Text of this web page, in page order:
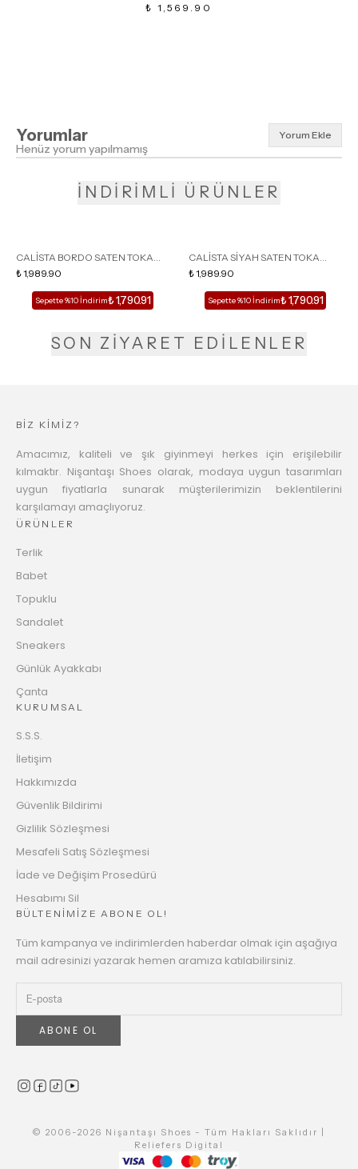
₺ 1,569.90
Yorumlar Yorum Ekle
Henüz yorum yapılmamış
İNDİRİMLİ ÜRÜNLER
CALİSTA BORDO SATEN TOKA
DETAY SİVRİ BURUN KADIN
TOPUKLU TERLİK
₺ 1,989.90
Sepette %10 İndirim₺ 1,790.91
CALİSTA SİYAH SATEN TOKA
DETAY SİVRİ BURUN KADIN
TOPUKLU TERLİK
₺ 1,989.90
Sepette %10 İndirim₺ 1,790.91
SON ZİYARET EDİLENLER
BİZ KİMİZ?
Amacımız, kaliteli ve şık giyinmeyi herkes için erişilebilir
kılmaktır. Nişantaşı Shoes olarak, modaya uygun tasarımları
uygun fiyatlarla sunarak müşterilerimizin beklentilerini
karşılamayı amaçlıyoruz.
ÜRÜNLER
Terlik
Babet
Topuklu
Sandalet
Sneakers
Günlük Ayakkabı
Çanta
KURUMSAL
S.S.S.
İletişim
Hakkımızda
Güvenlik Bildirimi
Gizlilik Sözleşmesi
Mesafeli Satış Sözleşmesi
İade ve Değişim Prosedürü
Hesabımı Sil
BÜLTENİMİZE ABONE OL!
Tüm kampanya ve indirimlerden haberdar olmak için aşağıya
mail adresinizi yazarak hemen aramıza katılabilirsiniz.
ABONE OL
© 2006-2026 Nişantaşı Shoes - Tüm Hakları Saklıdır |
Reliefers Digital